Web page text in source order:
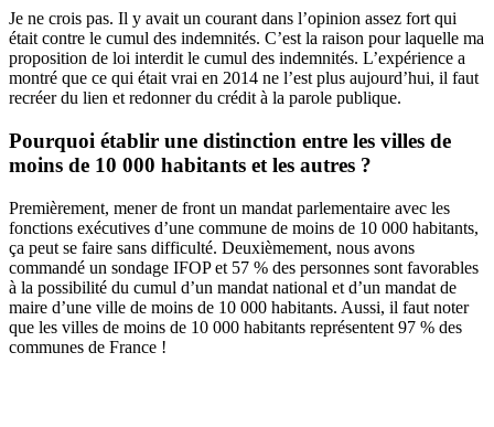
Je ne crois pas. Il y avait un courant dans l’opinion assez fort qui
était contre le cumul des indemnités. C’est la raison pour laquelle ma
proposition de loi interdit le cumul des indemnités. L’expérience a
montré que ce qui était vrai en 2014 ne l’est plus aujourd’hui, il faut
recréer du lien et redonner du crédit à la parole publique.
Pourquoi établir une distinction entre les villes de
moins de 10 000 habitants et les autres ?
Premièrement, mener de front un mandat parlementaire avec les
fonctions exécutives d’une commune de moins de 10 000 habitants,
ça peut se faire sans difficulté. Deuxièmement, nous avons
commandé un sondage IFOP et 57 % des personnes sont favorables
à la possibilité du cumul d’un mandat national et d’un mandat de
maire d’une ville de moins de 10 000 habitants. Aussi, il faut noter
que les villes de moins de 10 000 habitants représentent 97 % des
communes de France !